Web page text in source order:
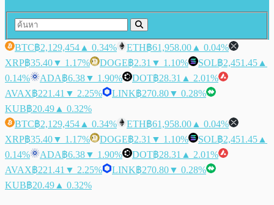
BTC฿2,129,454 ▲ 0.34% ETH฿61,958.00 ▲ 0.04%
XRP฿35.40▼ 1.17% DOGE฿2.31 ▼ 1.10% SOL฿2,451.45 ▲
0.14%
ADA฿6.38▼ 1.90% DOT฿28.31 ▲ 2.01%
AVAX฿221.41 ▼ 2.25% LINK฿270.80▼ 0.28%
KUB฿20.49 ▲ 0.32%
BTC฿2,129,454 ▲ 0.34% ETH฿61,958.00 ▲ 0.04%
XRP฿35.40▼ 1.17% DOGE฿2.31 ▼ 1.10% SOL฿2,451.45 ▲
0.14%
ADA฿6.38▼ 1.90% DOT฿28.31 ▲ 2.01%
AVAX฿221.41 ▼ 2.25% LINK฿270.80▼ 0.28%
KUB฿20.49 ▲ 0.32%